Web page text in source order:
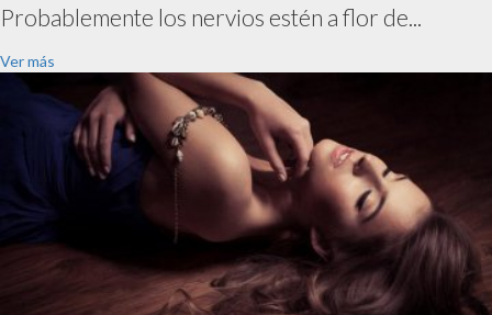
Probablemente los nervios estén a flor de...
Ver más